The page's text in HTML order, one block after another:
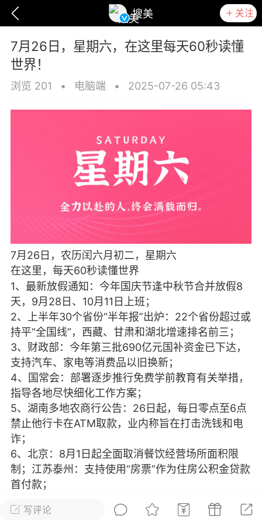
搜美 关注
爆汗熊 卡卡动能素 无创溶斑术
美业357 芯诗妍
每次200金币 点击购买
师 小熊水光
爆汗熊
脂
卡卡动能素
皇斯普拉雅
建术
DRYY面膜 微晶溶斑术
爆款平台 Lv.8 靓号
加盟商
26 23:18
电脑端 美业资讯
闪充小白罐
本/双效闪充，养出紧致小白脸！一、项
充小白罐 = 闪充大白肌（仪器）× 草本
产品）×极光嫩肤啫喱（产品）这是一套
护...写评论
7月26日，星期六，在这里每天60秒读懂
世界！
浏览 201 • 电脑端 • 2025-07-26 05:43
7月26日，农历闰六月初二，星期六
在这里，每天60秒读懂世界
1、最新放假通知：今年国庆节逢中秋节合并放假8
天，9月28日、10月11日上班；
2、上半年30个省份“半年报”出炉：22个省份超过或
持平“全国线”，西藏、甘肃和湖北增速排名前三；
3、财政部：今年第三批690亿元国补资金已下达，
支持汽车、家电等消费品以旧换新；
4、国常会：部署逐步推行免费学前教育有关举措，
指导各地尽快细化工作方案；
5、湖南多地农商行公告：26日起，每日零点至6点
禁止他行卡在ATM取款，业内称旨在打击洗钱和电
诈；
6、北京：8月1日起全面取消餐饮经营场所面积限
制；江苏泰州：支持使用“房票”作为住房公积金贷款
首付款；
7、广东佛山基孔肯雅热累计确诊超4000例，广
州、吴川、阳江、澳门等地出现新增病例；广东疾